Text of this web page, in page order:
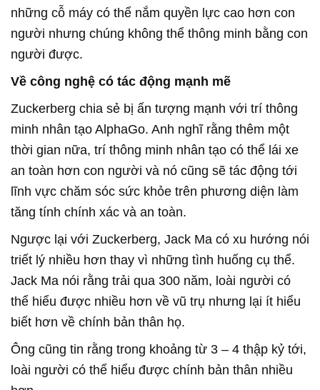
những cỗ máy có thể nắm quyền lực cao hơn con
người nhưng chúng không thể thông minh bằng con
người được.
Về công nghệ có tác động mạnh mẽ
Zuckerberg chia sẻ bị ấn tượng mạnh với trí thông
minh nhân tạo AlphaGo. Anh nghĩ rằng thêm một
thời gian nữa, trí thông minh nhân tạo có thể lái xe
an toàn hơn con người và nó cũng sẽ tác động tới
lĩnh vực chăm sóc sức khỏe trên phương diện làm
tăng tính chính xác và an toàn.
Ngược lại với Zuckerberg, Jack Ma có xu hướng nói
triết lý nhiều hơn thay vì những tình huống cụ thể.
Jack Ma nói rằng trải qua 300 năm, loài người có
thể hiểu được nhiều hơn về vũ trụ nhưng lại ít hiểu
biết hơn về chính bản thân họ.
Ông cũng tin rằng trong khoảng từ 3 – 4 thập kỷ tới,
loài người có thể hiểu được chính bản thân nhiều